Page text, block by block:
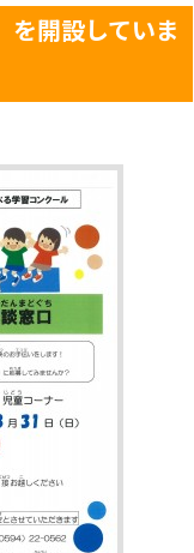
を開設していま